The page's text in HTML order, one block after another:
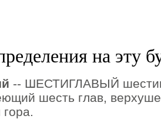
на эту
-- ШЕСТИГЛАВЫЙ
шесть глав,